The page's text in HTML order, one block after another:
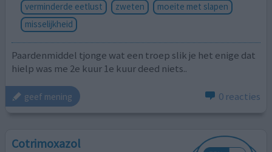
verminderde eetlust
zweten
moeite met slapen
misselijkheid
Paardenmiddel tjonge wat een troep slik je het enige dat
hielp was me 2e kuur 1e kuur deed niets..
geef mening 0 reacties
Cotrimoxazol